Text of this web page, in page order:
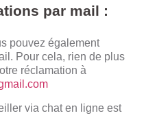
par mail :
pouvez également
Pour cela, rien de plus
réclamation à
via chat en ligne est